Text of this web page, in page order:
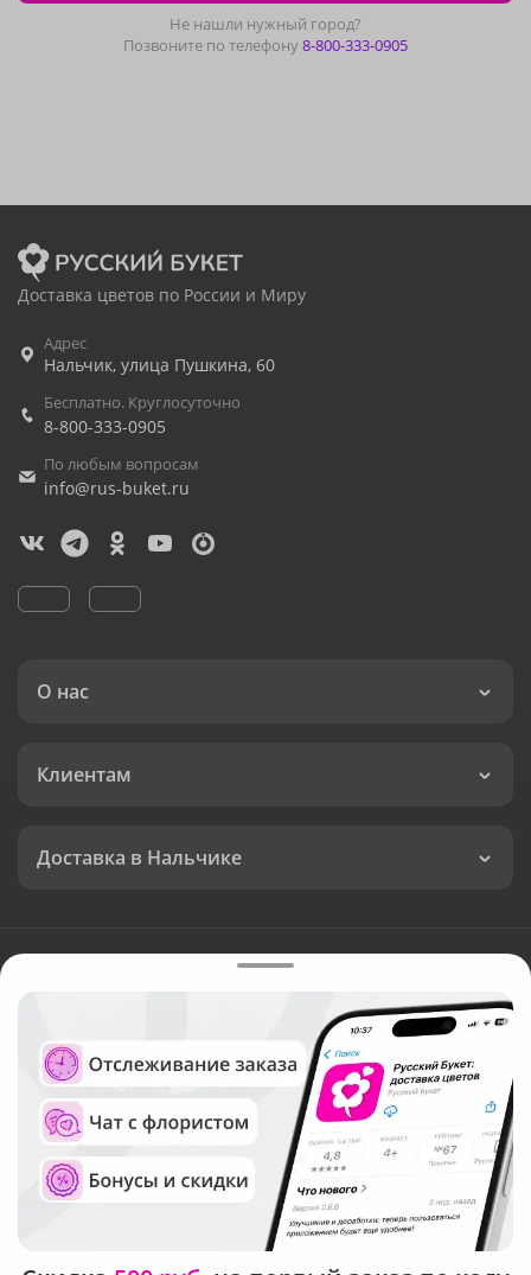
Не нашли нужный город?
Позвоните по телефону8-800-333-0905
Доставка цветов по России и Миру
Адрес
Нальчик, улица Пушкина, 60
Бесплатно. Круглосуточно
8-800-333-0905
По любым вопросам
info@rus-buket.ru
О нас
Клиентам
Доставка в Нальчике
Валюта:
Служба круглосуточной доставки цветов в Нальчике
Русский Букет, 2026
Общество с ограниченной ответственностью «Технология»
ОГРН: 1195476081745, ИНН: 5410081997
Юридический адрес: г. Новосибирск, ул. Ипподромская,